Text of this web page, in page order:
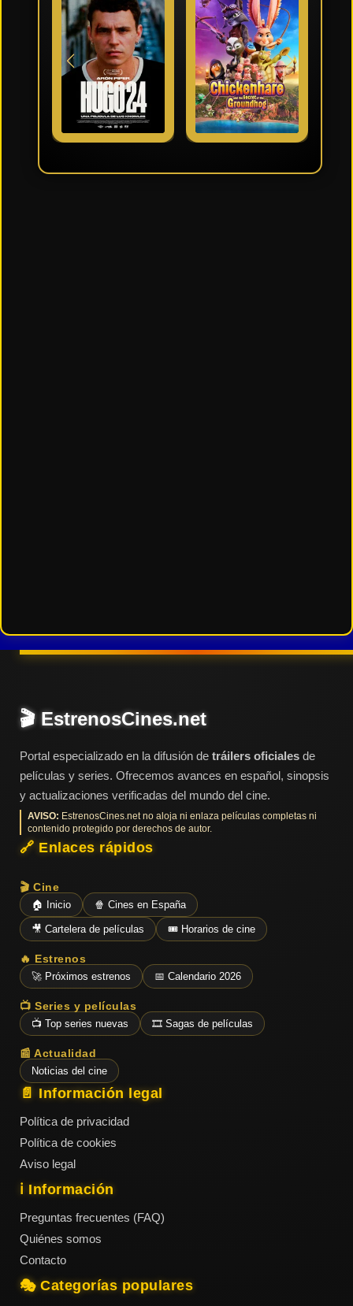
🎬 EstrenosCines.net
Portal especializado en la difusión de tráilers oficiales de
películas y series. Ofrecemos avances en español, sinopsis
y actualizaciones verificadas del mundo del cine.
AVISO: EstrenosCines.net no aloja ni enlaza películas completas ni
contenido protegido por derechos de autor.
🔗 Enlaces rápidos
🎬 Cine
🏠 Inicio 🍿 Cines en España
🎥 Cartelera de películas 🎟️ Horarios de cine
🔥 Estrenos
🚀 Próximos estrenos 📅 Calendario 2026
📺 Series y películas
📺 Top series nuevas 🎞️ Sagas de películas
📰 Actualidad
Noticias del cine
📄 Información legal
Política de privacidad
Política de cookies
Aviso legal
ℹ️ Información
Preguntas frecuentes (FAQ)
Quiénes somos
Contacto
🎭 Categorías populares